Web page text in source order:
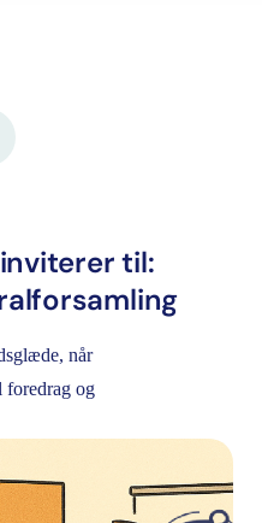
til:
når
foredrag og